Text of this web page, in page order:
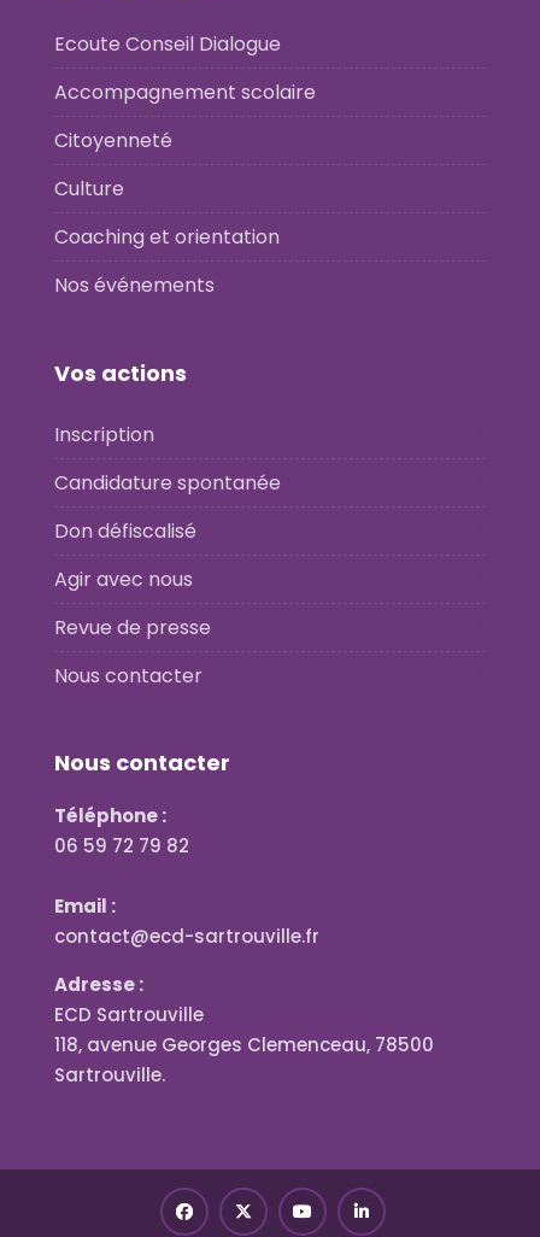
Ecoute Conseil Dialogue
Accompagnement scolaire
Citoyenneté
Culture
Coaching et orientation
Nos événements
Vos actions
Inscription
Candidature spontanée
Don défiscalisé
Agir avec nous
Revue de presse
Nous contacter
Nous contacter
Téléphone :
06 59 72 79 82
Email :
contact@ecd-sartrouville.fr
Adresse :
ECD Sartrouville
118, avenue Georges Clemenceau, 78500
Sartrouville.